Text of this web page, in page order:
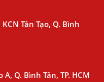
Tân Tạo, Q. Bình
A, Q. Bình Tân, TP. HCM